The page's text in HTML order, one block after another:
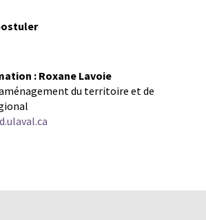
: Roxane Lavoie
du territoire et de